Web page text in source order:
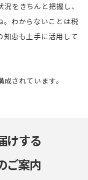
をきちんと把握し、
。わからないことは税
恵も上手に活用して
されています。
けする
ご案内